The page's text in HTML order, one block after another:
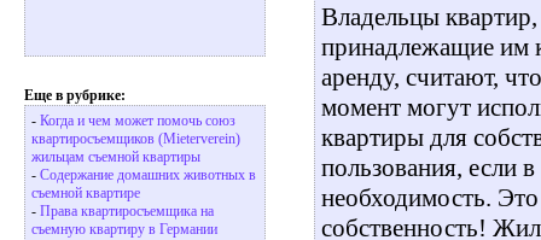
Еще в рубрике:
- Когда и чем может помочь союз
квартиросъемщиков (Mieterverein)
жильцам съемной квартиры
- Содержание домашних животных в
съемной квартире
- Права квартиросъемщика на
съемную квартиру в Германии
Владельцы
принадлежащие им
аренду, считают,
момент могут
квартиры для
пользования, если
необходимость.
собственность!